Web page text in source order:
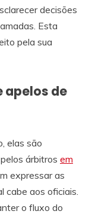
decisões
Esta
pela sua
apelos de
elas são
árbitros em
expressar as
cabe aos oficiais.
o fluxo do